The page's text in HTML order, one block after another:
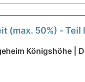
(max. 50%) - Teil
Königshöhe |